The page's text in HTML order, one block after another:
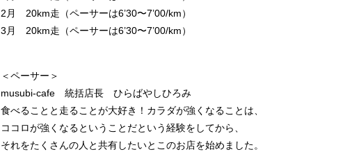
2月 20km走（ペーサーは6’30〜7’00/km）
3月 20km走（ペーサーは6’30〜7’00/km）
＜ペーサー＞
musubi-cafe 統括店長 ひらばやしひろみ
食べることと走ることが大好き！カラダが強くなることは、
ココロが強くなるということだという経験をしてから、
それをたくさんの人と共有したいとこのお店を始めました。